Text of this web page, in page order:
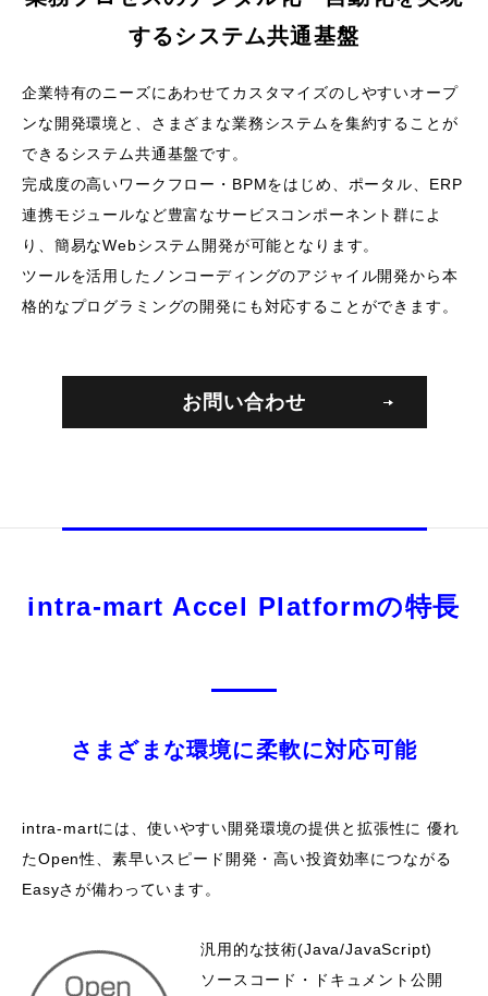
するシステム共通基盤
企業特有のニーズにあわせてカスタマイズのしやすいオープ
ンな開発環境と、 さまざまな業務システムを集約することが
できるシステム共通基盤です。
完成度の高いワークフロー・BPMをはじめ、ポータル、ERP
連携モジュールなど豊富なサービスコンポーネント群によ
り、 簡易なWebシステム開発が可能となります。
ツールを活用したノンコーディングのアジャイル開発から本
格的なプログラミングの開発にも対応することができます。
お問い合わせ
intra-mart Accel Platformの特長
さまざまな環境に柔軟に対応可能
intra-martには、使いやすい開発環境の提供と拡張性に 優れ
たOpen性、素早いスピード開発・高い投資効率につながる
Easyさが備わっています。
汎用的な技術(Java/JavaScript)
ソースコード・ドキュメント公開